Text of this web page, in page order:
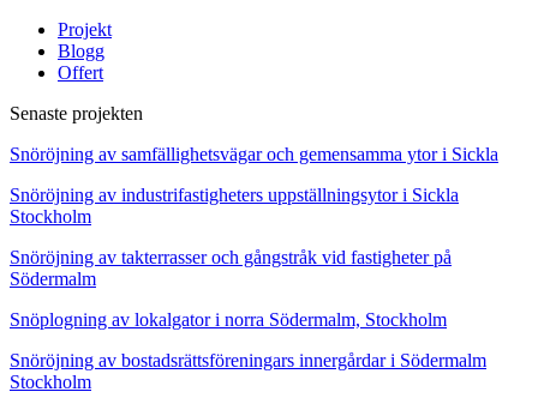
Projekt
Blogg
Offert
Senaste projekten
Snöröjning av samfällighetsvägar och gemensamma ytor i Sickla
Snöröjning av industrifastigheters uppställningsytor i Sickla
Stockholm
Snöröjning av takterrasser och gångstråk vid fastigheter på
Södermalm
Snöplogning av lokalgator i norra Södermalm, Stockholm
Snöröjning av bostadsrättsföreningars innergårdar i Södermalm
Stockholm